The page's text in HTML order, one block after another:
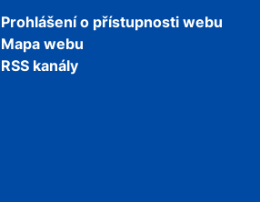
Prohlášení o přístupnosti webu
Mapa webu
RSS kanály